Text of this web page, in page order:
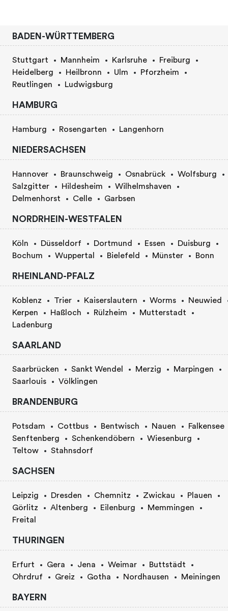
BADEN-WÜRTTEMBERG
Stuttgart Mannheim Karlsruhe
Freiburg
Heidelberg
Heilbronn Ulm
Pforzheim
Reutlingen
Ludwigsburg
HAMBURG
Hamburg Rosengarten Langenhorn
NIEDERSACHSEN
Hannover Braunschweig Osnabrück
Wolfsburg
Salzgitter
Hildesheim
Wilhelmshaven
Delmenhorst
Celle Garbsen
NORDRHEIN-WESTFALEN
Köln Düsseldorf Dortmund Essen
Duisburg
Bochum
Wuppertal Bielefeld Münster Bonn
RHEINLAND-PFALZ
Koblenz Trier Kaiserslautern Worms
Neuwied
Kerpen
Haßloch Rülzheim
Mutterstadt
Ladenburg
SAARLAND
Saarbrücken Sankt Wendel Merzig
Marpingen
Saarlouis
Völklingen
BRANDENBURG
Potsdam Cottbus Bentwisch Nauen
Falkensee
Senftenberg
Schenkendöbern
Wiesenburg
Teltow
Stahnsdorf
SACHSEN
Leipzig Dresden Chemnitz Zwickau
Plauen
Görlitz
Altenberg Eilenburg
Memmingen
Freital
THURINGEN
Erfurt Gera Jena Weimar
Buttstädt
Ohrdruf
Greiz Gotha Nordhausen Meiningen
BAYERN